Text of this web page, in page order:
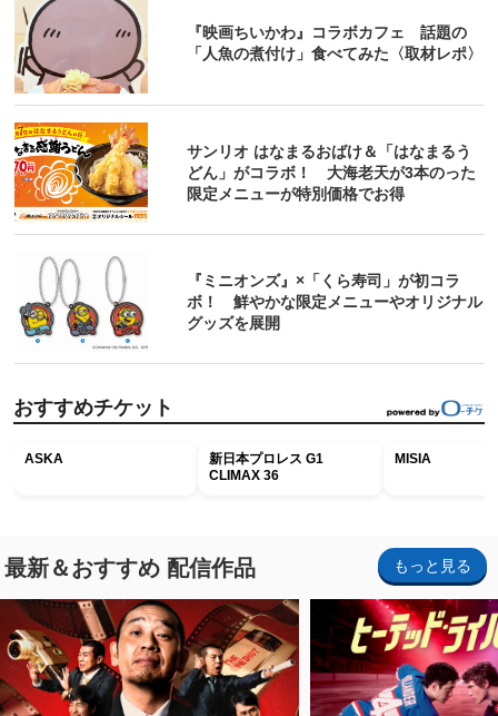
『映画ちいかわ』コラボカフェ 話題の
「人魚の煮付け」食べてみた〈取材レポ〉
サンリオ はなまるおばけ＆「はなまるう
どん」がコラボ！ 大海老天が3本のった
限定メニューが特別価格でお得
『ミニオンズ』×「くら寿司」が初コラ
ボ！ 鮮やかな限定メニューやオリジナル
グッズを展開
おすすめチケット
ASKA
新日本プロレス G1
CLIMAX 36
MISIA
最新＆おすすめ 配信作品 もっと見る